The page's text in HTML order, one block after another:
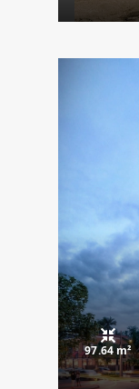
97.64 m²